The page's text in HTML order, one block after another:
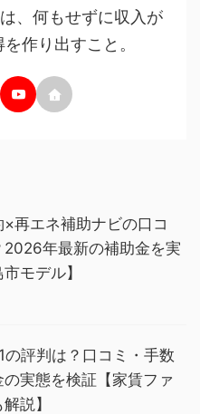
、何もせずに収入が
作り出すこと。
再エネ補助ナビの口コ
2026年最新の補助金を実
モデル】
の評判は？口コミ・手数
実態を検証【家賃ファ
説】